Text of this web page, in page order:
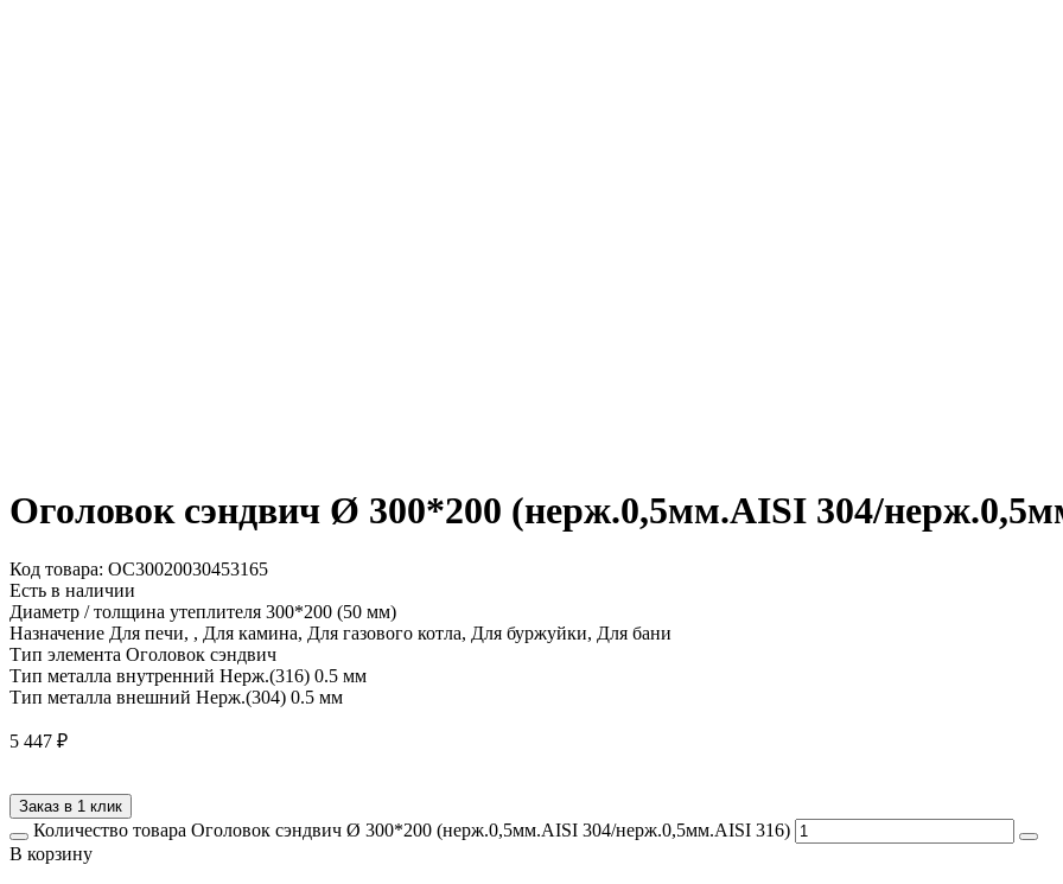
Оголовок сэндвич Ø 300*200 (нерж.0,5мм.AISI 304/
Код товара: ОС30020030453165
Есть в наличии
Диаметр / толщина утеплителя 300*200 (50 мм)
Назначение Для печи, , Для камина, Для газового котла, Для буржуйки, Для бани
Тип элемента Оголовок сэндвич
Тип металла внутренний Нерж.(316) 0.5 мм
Тип металла внешний Нерж.(304) 0.5 мм
5 447 ₽
Заказ в 1 клик
Количество товара Оголовок сэндвич Ø 300*200 (нерж.0,5мм.AISI 304/нерж.0,5мм.AISI 316)
В корзину